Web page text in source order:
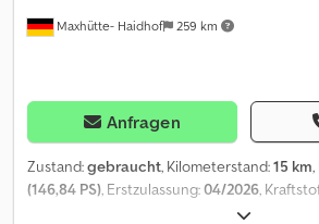
Maxhütte- Haidhof 259 km
Anfragen
Zustand:gebraucht, Kilometerstand:15 km
(146,84 PS), Erstzulassung:04/2026,
, Farbe:Weiß